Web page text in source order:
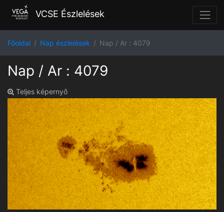
VCSE Észlelések
Főoldal Nap észlelések Nap / Ar : 4079
Nap / Ar : 4079
Teljes képernyő